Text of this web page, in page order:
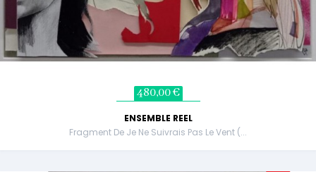
480,00 €
ENSEMBLE REEL
Fragment De Je Ne Suivrais Pas Le Vent (...